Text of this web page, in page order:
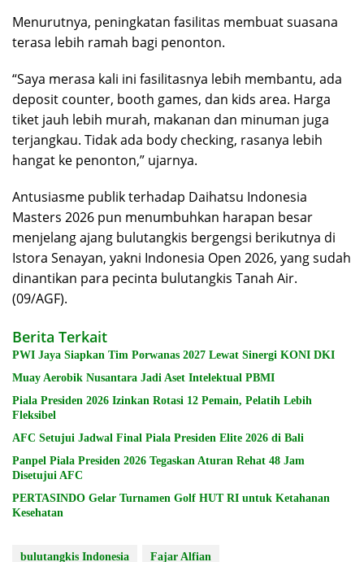
Menurutnya, peningkatan fasilitas membuat suasana
terasa lebih ramah bagi penonton.
“Saya merasa kali ini fasilitasnya lebih membantu, ada
deposit counter, booth games, dan kids area. Harga
tiket jauh lebih murah, makanan dan minuman juga
terjangkau. Tidak ada body checking, rasanya lebih
hangat ke penonton,” ujarnya.
Antusiasme publik terhadap Daihatsu Indonesia
Masters 2026 pun menumbuhkan harapan besar
menjelang ajang bulutangkis bergengsi berikutnya di
Istora Senayan, yakni Indonesia Open 2026, yang sudah
dinantikan para pecinta bulutangkis Tanah Air.
(09/AGF).
Berita Terkait
PWI Jaya Siapkan Tim Porwanas 2027 Lewat Sinergi KONI DKI
Muay Aerobik Nusantara Jadi Aset Intelektual PBMI
Piala Presiden 2026 Izinkan Rotasi 12 Pemain, Pelatih Lebih
Fleksibel
AFC Setujui Jadwal Final Piala Presiden Elite 2026 di Bali
Panpel Piala Presiden 2026 Tegaskan Aturan Rehat 48 Jam
Disetujui AFC
PERTASINDO Gelar Turnamen Golf HUT RI untuk Ketahanan
Kesehatan
bulutangkis Indonesia Fajar Alfian